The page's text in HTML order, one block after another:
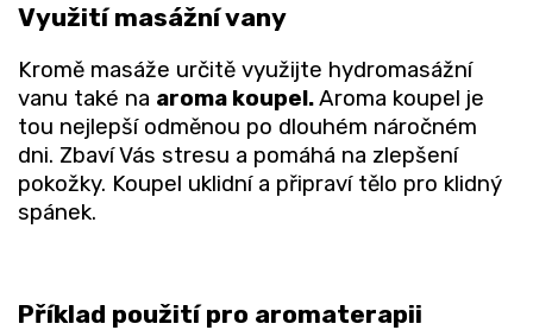
Využití masážní vany
Kromě masáže určitě využijte hydromasážní
vanu také na aroma koupel.Aroma koupel je
tou nejlepší odměnou po dlouhém náročném
dni. Zbaví Vás stresu a pomáhá na zlepšení
pokožky. Koupel uklidní a připraví tělo pro klidný
spánek.
Příklad použití pro aromaterapii